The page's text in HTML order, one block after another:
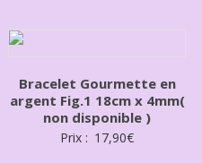
Bracelet Gourmette en
argent Fig.1 18cm x 4mm(
non disponible )
Prix : 17,90€